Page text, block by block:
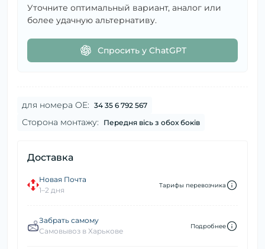
Уточните оптимальный вариант, аналог или
более удачную альтернативу.
Спросить у ChatGPT
для номера OE: 34 35 6 792 567
Сторона монтажу: Передня вісь з обох боків
Доставка
Новая Почта
1–2 дня
Тарифы перевозчика
Забрать самому
Самовывоз в Харькове
Подробнее